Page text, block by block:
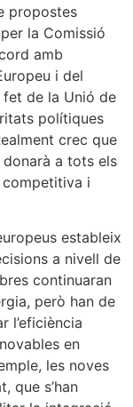
propostes
la Comissió
amb
i del
fet de la Unió de
polítiques
crec que
donarà a tots els
competitiva i
estableix
a nivell de
continuaran
però han de
l’eficiència
en
les noves
que s’han